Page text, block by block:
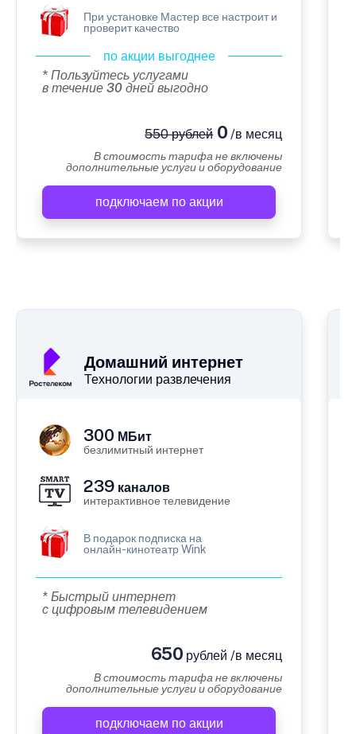
При установке Мастер все настроит и
проверит качество
по акции выгоднее
* Пользуйтесь услугами
в течение 30 дней выгодно
550 рублей0 /в месяц
В стоимость тарифа не включены
дополнительные услуги и оборудование
подключаем по акции
Домашний интернет
Технологии развлечения
300 МБит
безлимитный интернет
239 каналов
интерактивное телевидение
В подарок подписка на
онлайн-кинотеатр Wink
* Быстрый интернет
с цифровым телевидением
650 рублей /в месяц
В стоимость тарифа не включены
дополнительные услуги и оборудование
подключаем по акции